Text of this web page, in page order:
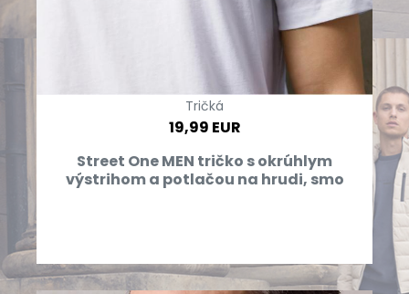
Tričká
19,99 EUR
Street One MEN tričko s okrúhlym
výstrihom a potlačou na hrudi, smo